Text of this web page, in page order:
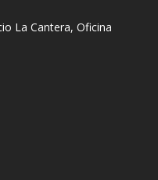
La Cantera, Oficina